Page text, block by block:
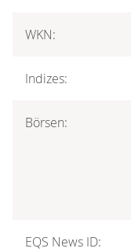
WKN:
Indizes:
Börsen:
EQS News ID: